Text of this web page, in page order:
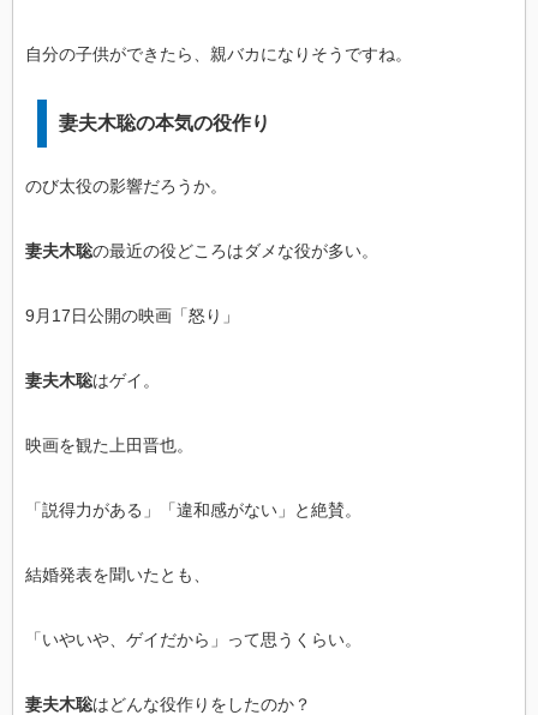
自分の子供ができたら、親バカになりそうですね。
妻夫木聡の本気の役作り
のび太役の影響だろうか。
妻夫木聡の最近の役どころはダメな役が多い。
9月17日公開の映画「怒り」
妻夫木聡はゲイ。
映画を観た上田晋也。
「説得力がある」「違和感がない」と絶賛。
結婚発表を聞いたとも、
「いやいや、ゲイだから」って思うくらい。
妻夫木聡はどんな役作りをしたのか？